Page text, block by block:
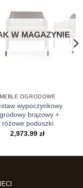
W MAGAZYNIE
MEBLE OGRODOWE
wypoczynkowy
brązowy +
różowe poduszki
2,973.99 zł